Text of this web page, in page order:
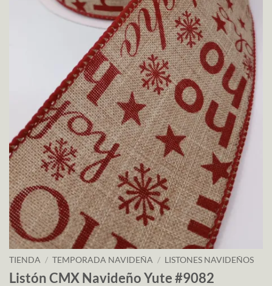
TIENDA / TEMPORADA NAVIDEÑA / LISTONES NAVIDEÑOS
Listón CMX Navideño Yute #9082